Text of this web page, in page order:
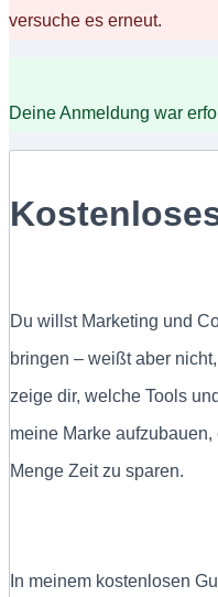
versuche es erneut.
Deine Anmeldung war
Du willst Marketing und
bringen – weißt aber
zeige dir, welche Tools
meine Marke
Menge Zeit zu sparen.
In meinem kostenlosen